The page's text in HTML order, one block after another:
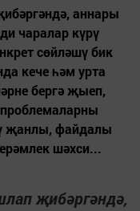
аннары
чаралар күрү
сөйләшү бик
кече һәм урта
бергә җыеп,
җанлы, файдалы
шәхси...
җибәргәндә,